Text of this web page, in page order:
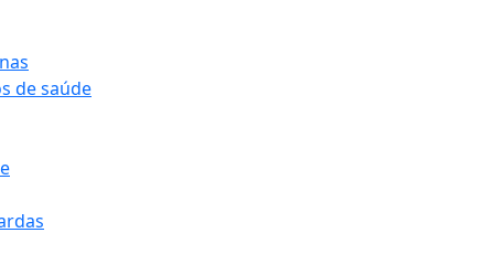
de saúde